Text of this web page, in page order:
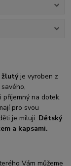
žlutý je vyroben z
příjemný na dotek.
pro svou
je milují. Dětský
a kapsami.
Vám můžeme